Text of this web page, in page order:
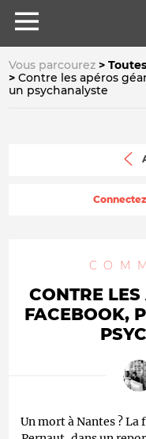
Vous parcourez
Contre les apéros
un psychanalyste
CONTRE
FACEBOOK,
Un mort à Nantes ? La